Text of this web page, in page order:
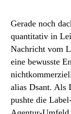
Gerade noch
quantitativ in
Nachricht vom
eine bewusste
alias Dsant. Als
pushte die